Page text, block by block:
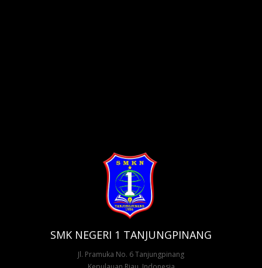
SMK NEGERI 1 TANJUNGPINANG
Jl. Pramuka No. 6 Tanjungpinang